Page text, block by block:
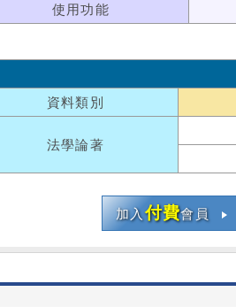
使用功能
資料類別
法學論著
加入付費會員